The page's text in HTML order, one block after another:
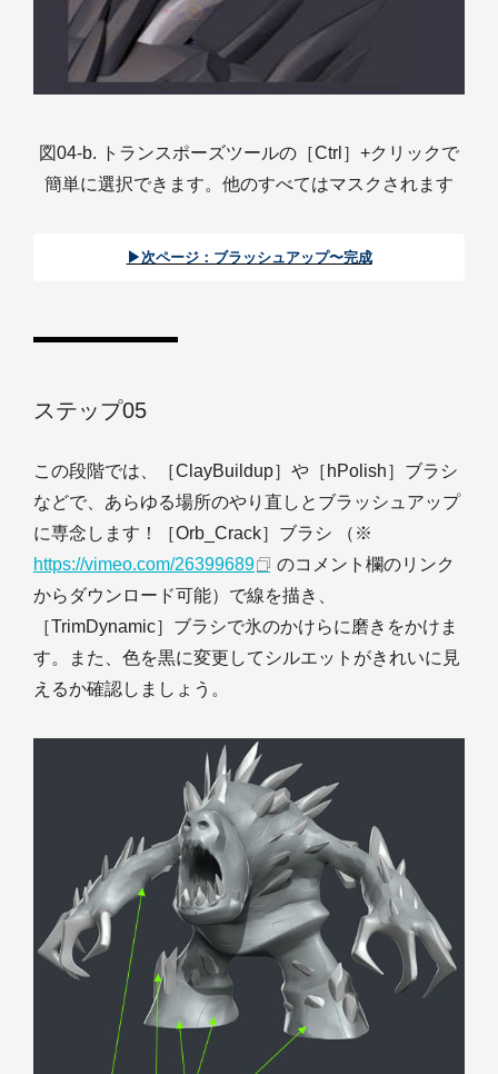
図04-b. トランスポーズツールの［Ctrl］+クリックで
簡単に選択できます。他のすべてはマスクされます
▶︎次ページ：ブラッシュアップ〜完成︎
ステップ05
この段階では、［ClayBuildup］や［hPolish］ブラシ
などで、あらゆる場所のやり直しとブラッシュアップ
に専念します！［Orb_Crack］ブラシ （※
https://vimeo.com/26399689
のコメント欄のリンク
からダウンロード可能）で線を描き、
［TrimDynamic］ブラシで氷のかけらに磨きをかけま
す。また、色を黒に変更してシルエットがきれいに見
えるか確認しましょう。